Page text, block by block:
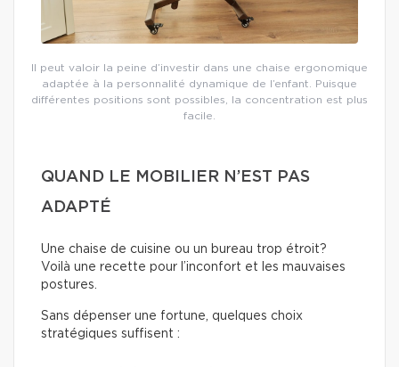
Il peut valoir la peine d’investir dans une chaise ergonomique
adaptée à la personnalité dynamique de l’enfant. Puisque
différentes positions sont possibles, la concentration est plus
facile.
QUAND LE MOBILIER N’EST PAS
ADAPTÉ
Une chaise de cuisine ou un bureau trop étroit?
Voilà une recette pour l’inconfort et les mauvaises
postures.
Sans dépenser une fortune, quelques choix
stratégiques suffisent :